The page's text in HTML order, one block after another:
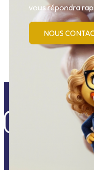
vous répondra
NOUS